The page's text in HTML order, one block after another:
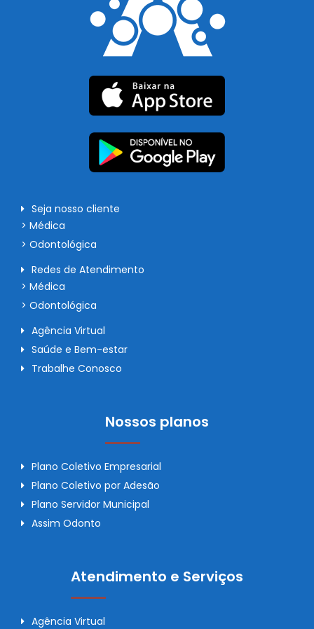
Seja nosso cliente
> Médica
> Odontológica
Redes de Atendimento
> Médica
> Odontológica
Agência Virtual
Saúde e Bem-estar
Trabalhe Conosco
Nossos planos
Plano Coletivo Empresarial
Plano Coletivo por Adesão
Plano Servidor Municipal
Assim Odonto
Atendimento e Serviços
Agência Virtual